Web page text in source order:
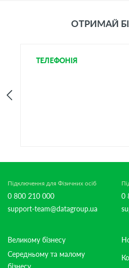
ОТРИМАЙ
ТЕЛЕФОНІЯ
Підключення для Фізичних осіб
0 800 210 000
support-team@datagroup.ua
0
Великому бізнесу
Середньому та малому
бізнесу